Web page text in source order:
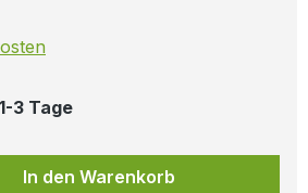
3 Tage
gewünschten Wert
In den Warenkorb